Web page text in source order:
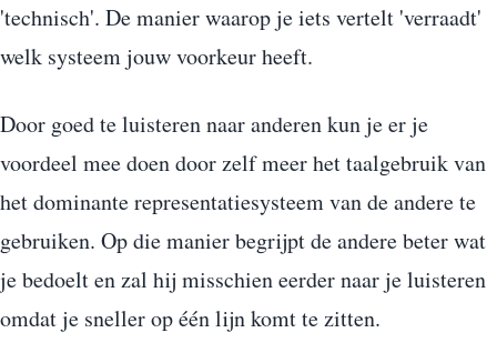
'technisch'. De manier waarop je iets vertelt 'verraadt'
welk systeem jouw voorkeur heeft.
Door goed te luisteren naar anderen kun je er je
voordeel mee doen door zelf meer het taalgebruik van
het dominante representatiesysteem van de andere te
gebruiken. Op die manier begrijpt de andere beter wat
je bedoelt en zal hij misschien eerder naar je luisteren
omdat je sneller op één lijn komt te zitten.